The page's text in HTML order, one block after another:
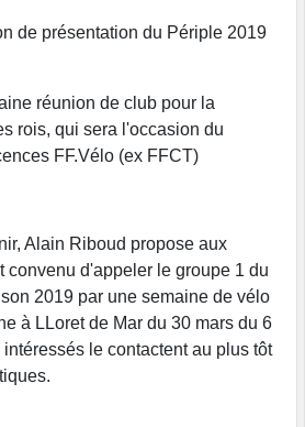
de présentation du Périple 2019
réunion de club pour la
rois, qui sera l'occasion du
FF.Vélo (ex FFCT)
Alain Riboud propose aux
convenu d'appeler le groupe 1 du
2019 par une semaine de vélo
à LLoret de Mar du 30 mars du 6
le contactent au plus tôt